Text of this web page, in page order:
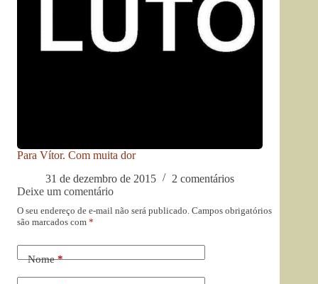
Para Vítor. Com muita dor
31 de dezembro de 2015
2 comentários
Deixe um comentário
O seu endereço de e-mail não será publicado. Campos obrigatórios
são marcados com *
Nome*